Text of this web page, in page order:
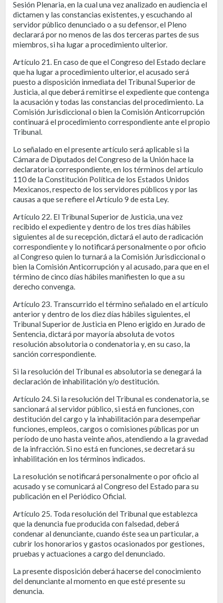
Sesión Plenaria, en la cual una vez analizado en audiencia el
dictamen y las constancias existentes, y escuchando al
servidor público denunciado o a su defensor, el Pleno
declarará por no menos de las dos terceras partes de sus
miembros, si ha lugar a procedimiento ulterior.
Artículo 21. En caso de que el Congreso del Estado declare
que ha lugar a procedimiento ulterior, el acusado será
puesto a disposición inmediata del Tribunal Superior de
Justicia, al que deberá remitirse el expediente que contenga
la acusación y todas las constancias del procedimiento. La
Comisión Jurisdiccional o bien la Comisión Anticorrupción
continuará el procedimiento correspondiente ante el propio
Tribunal.
Lo señalado en el presente artículo será aplicable si la
Cámara de Diputados del Congreso de la Unión hace la
declaratoria correspondiente, en los términos del artículo
110 de la Constitución Política de los Estados Unidos
Mexicanos, respecto de los servidores públicos y por las
causas a que se refiere el Artículo 9 de esta Ley.
Artículo 22. El Tribunal Superior de Justicia, una vez
recibido el expediente y dentro de los tres días hábiles
siguientes al de su recepción, dictará el auto de radicación
correspondiente y lo notificará personalmente o por oficio
al Congreso quien lo turnará a la Comisión Jurisdiccional o
bien la Comisión Anticorrupción y al acusado, para que en el
término de cinco días hábiles manifiesten lo que a su
derecho convenga.
Artículo 23. Transcurrido el término señalado en el artículo
anterior y dentro de los diez días hábiles siguientes, el
Tribunal Superior de Justicia en Pleno erigido en Jurado de
Sentencia, dictará por mayoría absoluta de votos
resolución absolutoria o condenatoria y, en su caso, la
sanción correspondiente.
Si la resolución del Tribunal es absolutoria se denegará la
declaración de inhabilitación y/o destitución.
Artículo 24. Si la resolución del Tribunal es condenatoria, se
sancionará al servidor público, si está en funciones, con
destitución del cargo y la inhabilitación para desempeñar
funciones, empleos, cargos o comisiones públicas por un
período de uno hasta veinte años, atendiendo a la gravedad
de la infracción. Si no está en funciones, se decretará su
inhabilitación en los términos indicados.
La resolución se notificará personalmente o por oficio al
acusado y se comunicará al Congreso del Estado para su
publicación en el Periódico Oficial.
Artículo 25. Toda resolución del Tribunal que establezca
que la denuncia fue producida con falsedad, deberá
condenar al denunciante, cuando éste sea un particular, a
cubrir los honorarios y gastos ocasionados por gestiones,
pruebas y actuaciones a cargo del denunciado.
La presente disposición deberá hacerse del conocimiento
del denunciante al momento en que esté presente su
denuncia.